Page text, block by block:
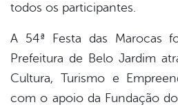
todos os participantes.
A 54ª Festa das Marocas
Prefeitura de Belo Jardim
Cultura, Turismo e
com o apoio da Fundação